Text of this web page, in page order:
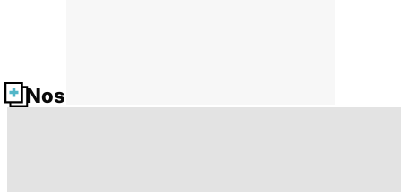
Nos fiches santé